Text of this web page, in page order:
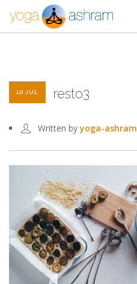
BLOG
10 JUL resto3
Written byyoga-ashram